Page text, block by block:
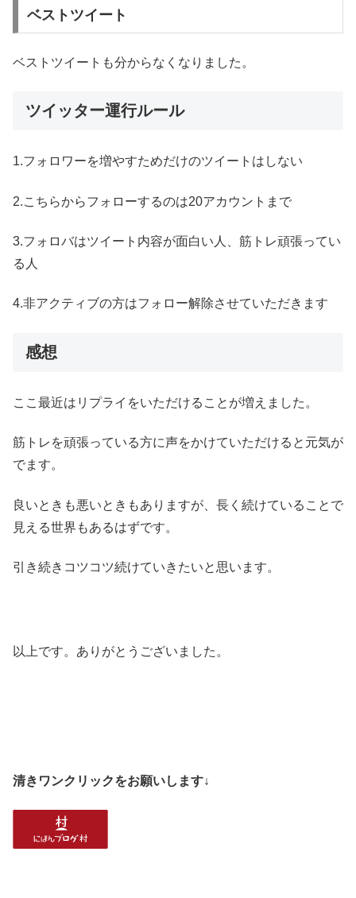
ベストツイート
ベストツイートも分からなくなりました。
ツイッター運行ルール
1.フォロワーを増やすためだけのツイートはしない
2.こちらからフォローするのは20アカウントまで
3.フォロバはツイート内容が面白い人、筋トレ頑張ってい
る人
4.非アクティブの方はフォロー解除させていただきます
感想
ここ最近はリプライをいただけることが増えました。
筋トレを頑張っている方に声をかけていただけると元気が
でます。
良いときも悪いときもありますが、長く続けていることで
見える世界もあるはずです。
引き続きコツコツ続けていきたいと思います。
以上です。ありがとうございました。
清きワンクリックをお願いします↓